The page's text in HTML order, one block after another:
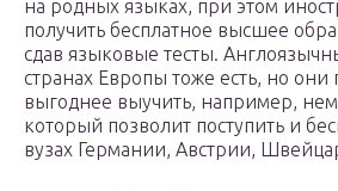
на родных языках, при этом
получить бесплатное высшее
сдав языковые тесты.
странах Европы тоже есть, но они
выгоднее выучить, например,
который позволит поступить и
вузах Германии, Австрии,